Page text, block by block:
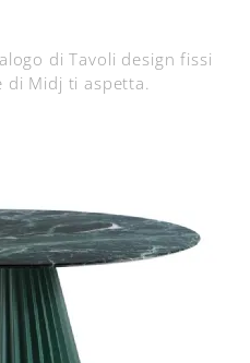
di Tavoli design fissi
Midj ti aspetta.